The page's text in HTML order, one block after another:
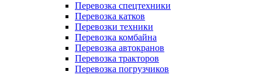
Перевозка спецтехники
Перевозка катков
Перевозки техники
Перевозка комбайна
Перевозка автокранов
Перевозка тракторов
Перевозка погрузчиков